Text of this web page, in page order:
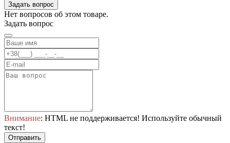
Задать вопрос
Нет вопросов об этом товаре.
Задать вопрос
Внимание: HTML не поддерживается! Используйте обычный
текст!
Отправить